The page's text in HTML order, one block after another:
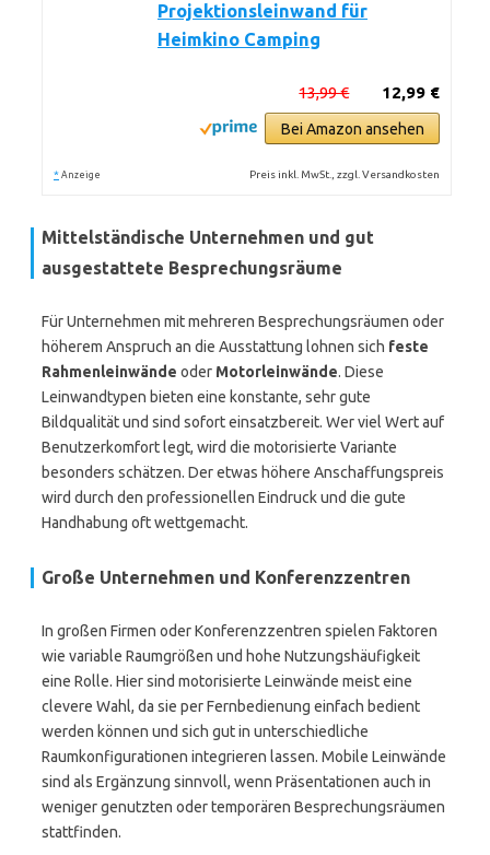
Projektionsleinwand für
Heimkino Camping
12,99 €
13,99 €
Bei Amazon ansehen
* Anzeige Preis inkl. MwSt., zzgl. Versandkosten
Mittelständische Unternehmen und gut
ausgestattete Besprechungsräume
Für Unternehmen mit mehreren Besprechungsräumen oder
höherem Anspruch an die Ausstattung lohnen sich feste
Rahmenleinwände oder Motorleinwände. Diese
Leinwandtypen bieten eine konstante, sehr gute
Bildqualität und sind sofort einsatzbereit. Wer viel Wert auf
Benutzerkomfort legt, wird die motorisierte Variante
besonders schätzen. Der etwas höhere Anschaffungspreis
wird durch den professionellen Eindruck und die gute
Handhabung oft wettgemacht.
Große Unternehmen und Konferenzzentren
In großen Firmen oder Konferenzzentren spielen Faktoren
wie variable Raumgrößen und hohe Nutzungshäufigkeit
eine Rolle. Hier sind motorisierte Leinwände meist eine
clevere Wahl, da sie per Fernbedienung einfach bedient
werden können und sich gut in unterschiedliche
Raumkonfigurationen integrieren lassen. Mobile Leinwände
sind als Ergänzung sinnvoll, wenn Präsentationen auch in
weniger genutzten oder temporären Besprechungsräumen
stattfinden.